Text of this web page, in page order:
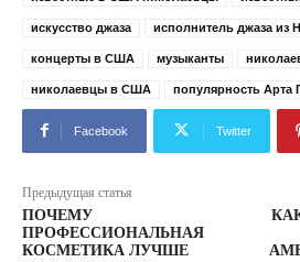
искусство джаза исполнитель джаза из
концерты в США музыканты
николаевцы в США популярность Арта
Facebook Twitter
Предыдущая статья
ПОЧЕМУ
ПРОФЕССИОНАЛЬНАЯ
КОСМЕТИКА ЛУЧШЕ